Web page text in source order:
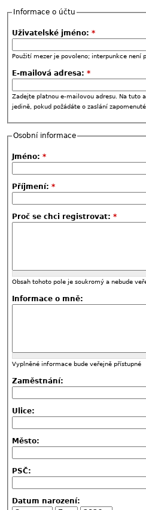
Informace o účtu
Uživatelské jméno: *
Použití mezer je povoleno; interpunkce
E-mailová adresa: *
Zadejte platnou e-mailovou adresu. Na tuto
jedině, pokud požádáte o zaslání
Osobní informace
Jméno: *
Příjmení: *
Proč se chci registrovat: *
Obsah tohoto pole je soukromý a nebude
Informace o mně:
Vyplněné informace bude veřejně přístupné
Zaměstnání:
Ulice:
Město:
PSČ:
Datum narození: